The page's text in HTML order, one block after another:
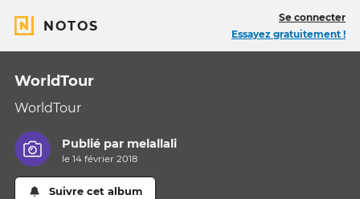
NOTOS
Se connecter
Essayez gratuitement !
WorldTour
WorldTour
Publié par melallali
le 14 février 2018
Suivre cet album